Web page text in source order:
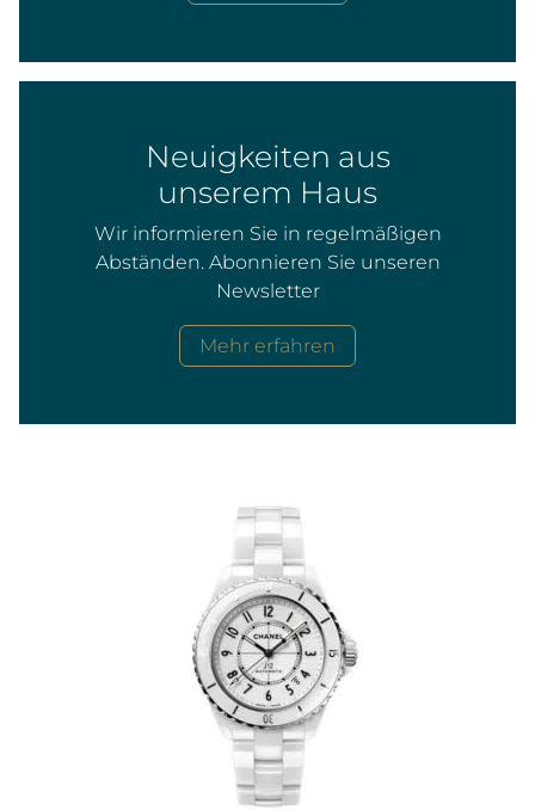
Neuigkeiten aus
unserem Haus
Wir informieren Sie in regelmäßigen
Abständen. Abonnieren Sie unseren
Newsletter
Mehr erfahren